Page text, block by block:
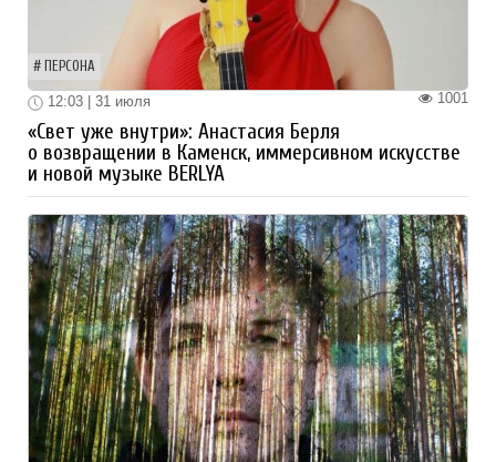
ПЕРСОНА
1001
12:03 | 31 июля
«Свет уже внутри»: Анастасия Берля
о возвращении в Каменск, иммерсивном искусстве
и новой музыке BERLYA